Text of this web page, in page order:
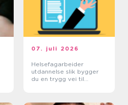
07. juli 2026
Helsefagarbeider
utdannelse slik bygger
du en trygg vei til